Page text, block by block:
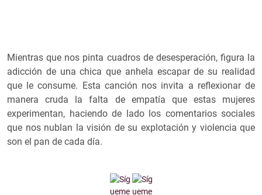
Mientras que nos pinta cuadros de desesperación, figura la
adicción de una chica que anhela escapar de su realidad
que le consume. Esta canción nos invita a reflexionar de
manera cruda la falta de empatía que estas mujeres
experimentan, haciendo de lado los comentarios sociales
que nos nublan la visión de su explotación y violencia que
son el pan de cada día.